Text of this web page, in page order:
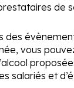
de
vous
et